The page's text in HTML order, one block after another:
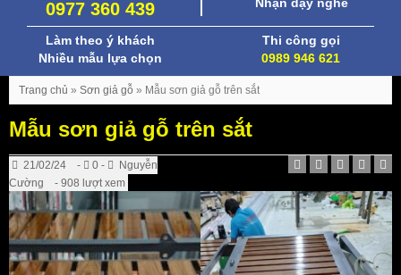
0977 360 439
Làm theo ý khách
Nhiều mẫu lựa chọn
Thi công gọi
0989 946 621
Trang chủ » Sơn giả gỗ » Mẫu sơn giả gỗ trên sắt
Mẫu sơn giả gỗ trên sắt
21/02/24 - 0 -
Nguyễn
Cường
- 908 lượt xem